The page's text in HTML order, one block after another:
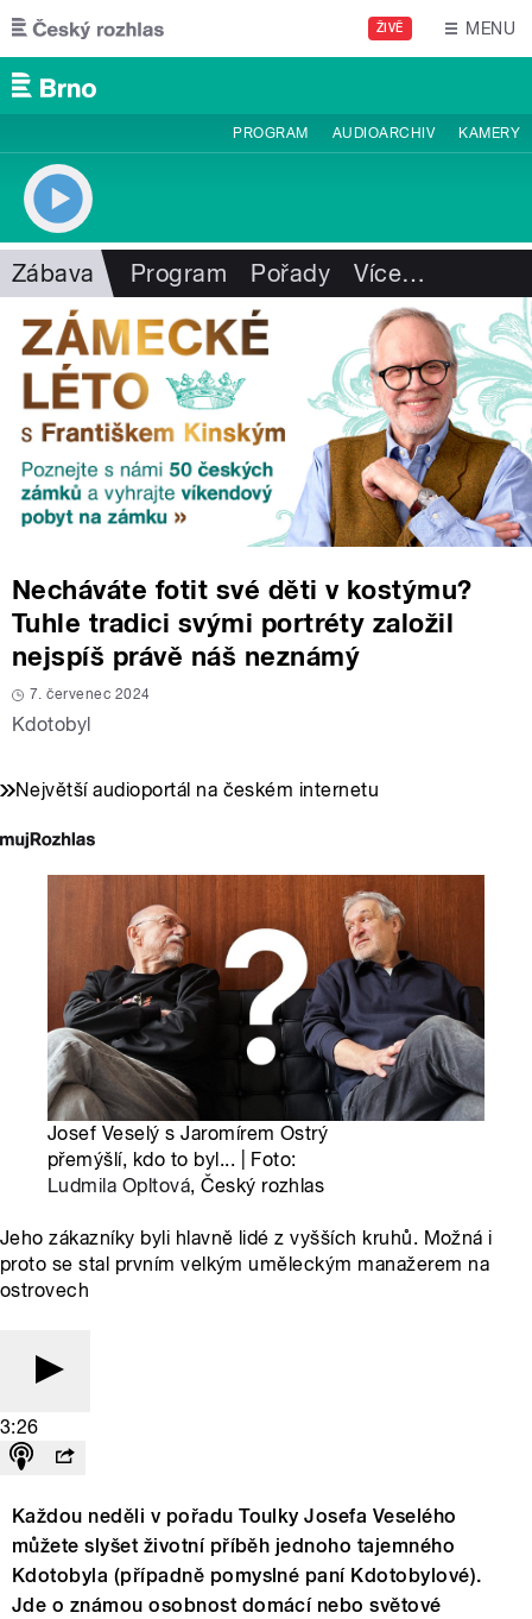
Přejít k hlavnímu obsahu
ŽIVĚ MENU
PROGRAM AUDIOARCHIV KAMERY
Zábava Program Pořady Více…
Necháváte fotit své děti v kostýmu?
Tuhle tradici svými portréty založil
nejspíš právě náš neznámý
7. červenec 2024
Kdotobyl
Největší audioportál na českém internetu
Josef Veselý s Jaromírem Ostrý
přemýšlí, kdo to byl... | Foto:
Ludmila Opltová, Český rozhlas
Jeho zákazníky byli hlavně lidé z vyšších kruhů. Možná i
proto se stal prvním velkým uměleckým manažerem na
ostrovech
3:26
Každou neděli v pořadu Toulky Josefa Veselého
můžete slyšet životní příběh jednoho tajemného
Kdotobyla (případně pomyslné paní Kdotobylové).
Jde o známou osobnost domácí nebo světové